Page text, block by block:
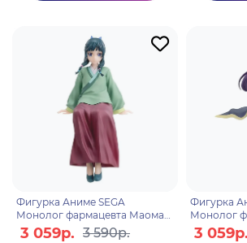
Фигурка Аниме SEGA
Монолог фармацевта Маомао
14см
3 059р. 3 590р.
Фигурка
Монолог
16см
3 059р.